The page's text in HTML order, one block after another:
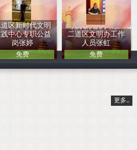
区新时代文明
中心专职公益
岗张婷
中国人
免费
二道区文明办工作
人员张虹
中国人
免费
更多...